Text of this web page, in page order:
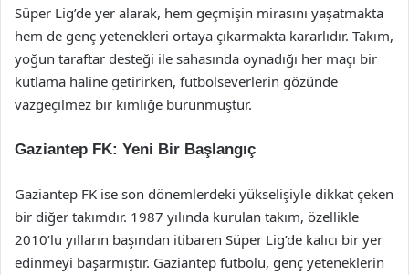
Süper Lig’de yer alarak, hem geçmişin mirasını yaşatmakta
hem de genç yetenekleri ortaya çıkarmakta kararlıdır. Takım,
yoğun taraftar desteği ile sahasında oynadığı her maçı bir
kutlama haline getirirken, futbolseverlerin gözünde
vazgeçilmez bir kimliğe bürünmüştür.
Gaziantep FK: Yeni Bir Başlangıç
Gaziantep FK ise son dönemlerdeki yükselişiyle dikkat çeken
bir diğer takımdır. 1987 yılında kurulan takım, özellikle
2010’lu yılların başından itibaren Süper Lig’de kalıcı bir yer
edinmeyi başarmıştır. Gaziantep futbolu, genç yeteneklerin